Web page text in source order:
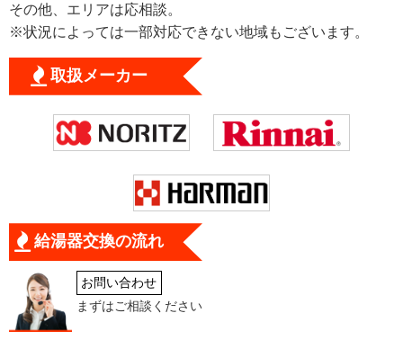
その他、エリアは応相談。
※状況によっては一部対応できない地域もございます。
取扱メーカー
給湯器交換の流れ
お問い合わせ
まずはご相談ください